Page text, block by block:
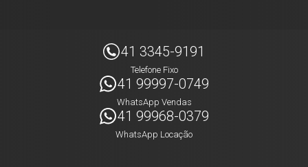
41 3345-9191
Telefone Fixo
41 99997-0749
WhatsApp Vendas
41 99968-0379
WhatsApp Locação